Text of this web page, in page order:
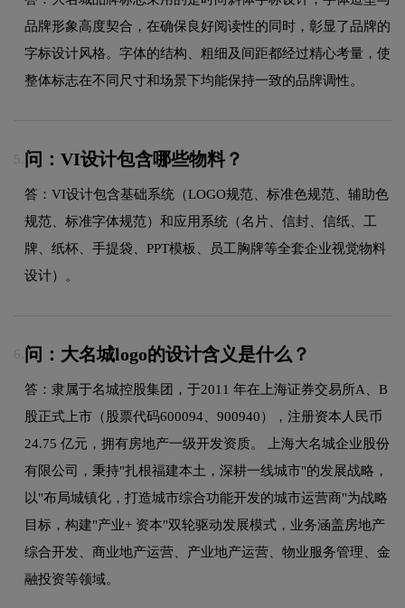
品牌形象高度契合，在确保良好阅读性的同时，彰显了品牌的
字标设计风格。字体的结构、粗细及间距都经过精心考量，使
整体标志在不同尺寸和场景下均能保持一致的品牌调性。
5. 问：VI设计包含哪些物料？
答：VI设计包含基础系统（LOGO规范、标准色规范、辅助色
规范、标准字体规范）和应用系统（名片、信封、信纸、工
牌、纸杯、手提袋、PPT模板、员工胸牌等全套企业视觉物料
设计）。
6. 问：大名城logo的设计含义是什么？
答：隶属于名城控股集团，于2011 年在上海证券交易所A、B
股正式上市（股票代码600094、900940），注册资本人民币
24.75 亿元，拥有房地产一级开发资质。 上海大名城企业股份
有限公司，秉持"扎根福建本土，深耕一线城市"的发展战略，
以"布局城镇化，打造城市综合功能开发的城市运营商"为战略
目标，构建"产业+ 资本"双轮驱动发展模式，业务涵盖房地产
综合开发、商业地产运营、产业地产运营、物业服务管理、金
融投资等领域。